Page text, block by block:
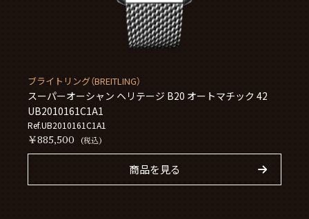
ブライトリング（BREITLING）
スーパーオーシャン ヘリテージ B20 オートマチック 42
UB2010161C1A1
Ref.UB2010161C1A1
￥885,500 (税込)
商品を見る